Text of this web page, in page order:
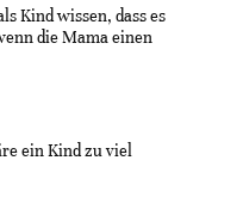
Kind wissen, dass es
die Mama einen
ein Kind zu viel